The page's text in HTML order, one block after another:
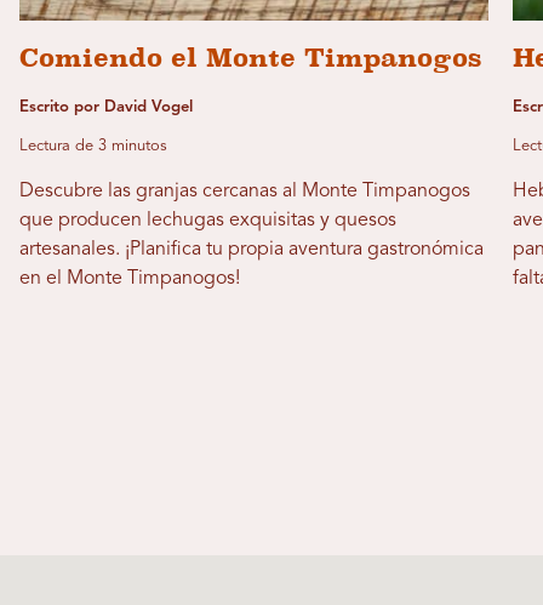
Comiendo el Monte Timpanogos
Escrito por David Vogel
Lectura de 3 minutos
Descubre las granjas cercanas al Monte Timpanogos
que producen lechugas exquisitas y quesos
artesanales. ¡Planifica tu propia aventura gastronómica
en el Monte Timpanogos!